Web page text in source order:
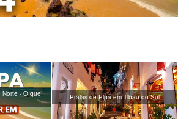
Norte - O que
Praias de Pipa em Tibau do Sul